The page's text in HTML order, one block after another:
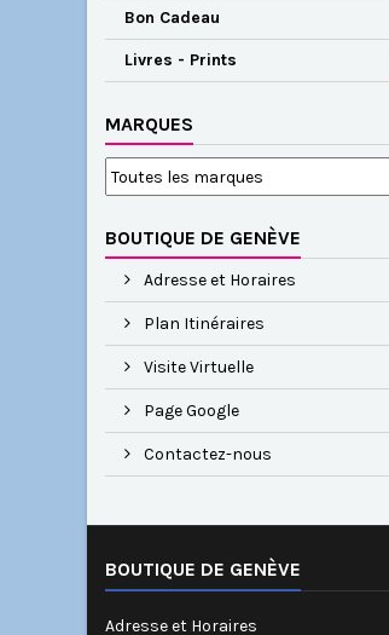
Bon Cadeau
Livres - Prints
MARQUES
BOUTIQUE DE GENÈVE
Adresse et Horaires
Plan Itinéraires
Visite Virtuelle
Page Google
Contactez-nous
BOUTIQUE DE GENÈVE
Adresse et Horaires